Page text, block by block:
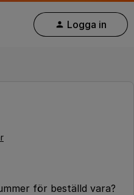
Logga in
för beställd vara?